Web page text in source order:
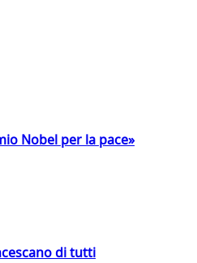
Nobel per la pace»
di tutti